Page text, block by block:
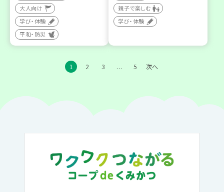
大人向け
学び・体験
平和・防災
親子で楽しむ
学び・体験
1 2 3 … 5 次へ